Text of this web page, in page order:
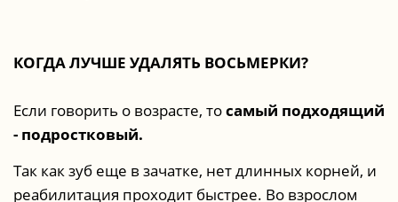
КОГДА ЛУЧШЕ УДАЛЯТЬ ВОСЬМЕРКИ?
Если говорить о возрасте, тосамый подходящий
- подростковый.
Так как зуб еще в зачатке, нет длинных корней, и
реабилитация проходит быстрее. Во взрослом